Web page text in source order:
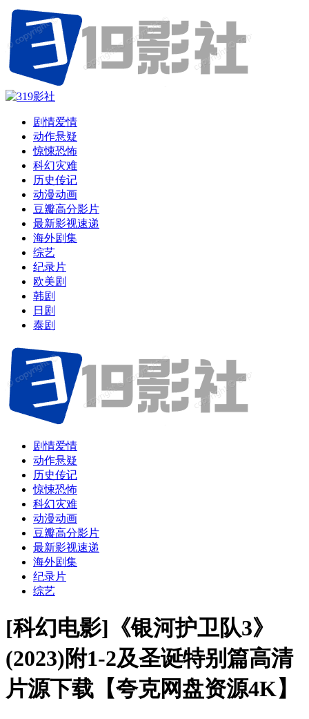
剧情爱情
动作悬疑
惊悚恐怖
科幻灾难
历史传记
动漫动画
豆瓣高分影片
最新影视速递
海外剧集
综艺
纪录片
欧美剧
韩剧
日剧
泰剧
剧情爱情
动作悬疑
历史传记
惊悚恐怖
科幻灾难
动漫动画
豆瓣高分影片
最新影视速递
海外剧集
纪录片
综艺
[科幻电影]《银河护卫队3》
(2023)附1-2及圣诞特别篇高清
片源下载【夸克网盘资源4K】